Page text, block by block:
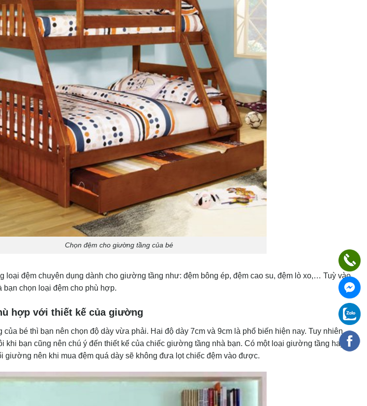
Chọn đệm cho giường tầng của bé
loại đệm chuyên dụng dành cho giường tầng như: đệm bông ép, đệm cao su, đệm lò xo,… Tuỳ vào
bạn chọn loại đệm cho phù hợp.
hợp với thiết kế của giường
bé thì bạn nên chọn độ dày vừa phải. Hai độ dày 7cm và 9cm là phổ biến hiện nay. Tuy nhiên
khi bạn cũng nên chú ý đến thiết kế của chiếc giường tầng nhà bạn. Có một loại giường tầng hay
nên khi mua đệm quá dày sẽ không đưa lọt chiếc đệm vào được.